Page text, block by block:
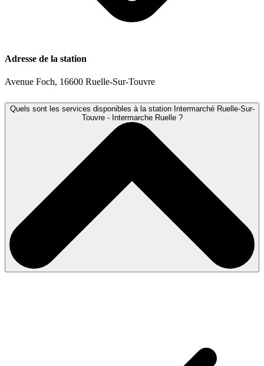
Adresse de la station
Avenue Foch, 16600 Ruelle-Sur-Touvre
Quels sont les services disponibles à la station Intermarché Ruelle-Sur-
Touvre - Intermarche Ruelle ?